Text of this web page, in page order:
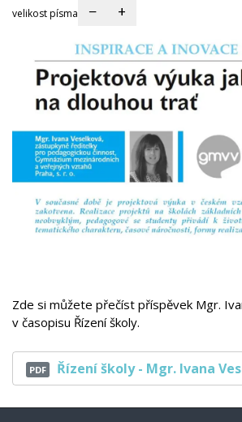
velikost písma − +
Zde si můžete přečíst příspěvek Mgr.
v časopisu Řízení školy.
PDF Řízení školy - Mgr. Ivana